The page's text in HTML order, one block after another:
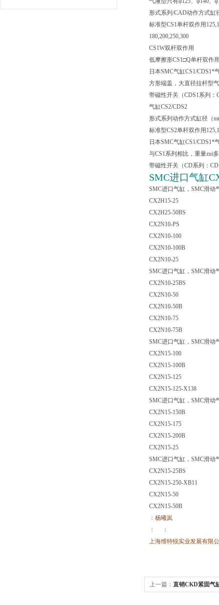
形式系列/CAD动作方式缸
标准型CS1单杆双作用
180,200,250,300
CS1W双杆双作用
低摩擦形CS1□Q单杆双作
日本SMC气缸CS1/CDS1*
方形端盖，大直径拉杆型
带磁性开关（CDS1系列：
气缸CS2/CDS2
形式系列动作方式缸径（
标准型CS2单杆双作用
日本SMC气缸CS1/CDS1*
与CS1系列相比，重量zui
带磁性开关（CD系列：
SMC进口气缸
SMC进口气缸，SMC滑动
CX2H15-25
CX2H25-50BS
CX2N10-PS
CX2N10-100
CX2N10-100B
CX2N10-25
SMC进口气缸，SMC滑动
CX2N10-25BS
CX2N10-50
CX2N10-50B
CX2N10-75
CX2N10-75B
SMC进口气缸，SMC滑动
CX2N15-100
CX2N15-100B
CX2N15-125
CX2N15-125-X138
SMC进口气缸，SMC滑动
CX2N15-150B
CX2N15-175
CX2N15-200B
CX2N15-25
SMC进口气缸，SMC滑动
CX2N15-25BS
CX2N15-250-XB11
CX2N15-50
CX2N15-50B
：杨曦岚
： ：
上海维特锐实业发展有限
上一篇： 直销CKD紧固气